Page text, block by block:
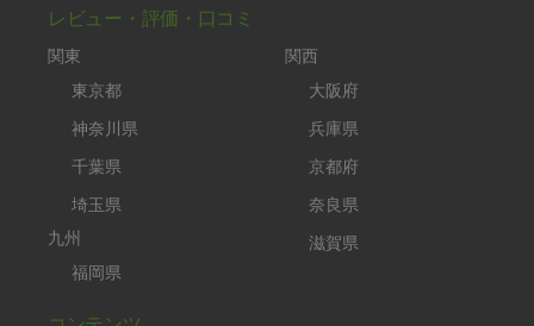
レビュー・評価・口コミ
関東
東京都
神奈川県
千葉県
埼玉県
九州
福岡県
関西
大阪府
兵庫県
京都府
奈良県
滋賀県